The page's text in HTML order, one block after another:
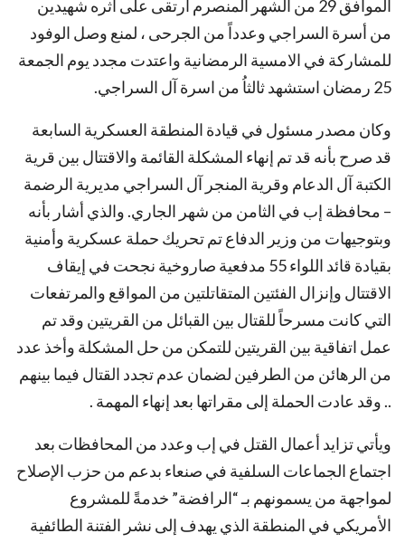
الموافق 29 من الشهر المنصرم ارتقى على آثره شهيدين
من أسرة السراجي وعدداً من الجرحى ، لمنع وصل الوفود
للمشاركة في الامسية الرمضانية واعتدت مجدد يوم الجمعة
25 رمضان استشهد ثالثاُ من اسرة آل السراجي.
وكان مصدر مسئول في قيادة المنطقة العسكرية السابعة
قد صرح بأنه قد تم إنهاء المشكلة القائمة والاقتتال بين قرية
الكتبة آل الدعام وقرية المنجر آل السراجي مديرية الرضمة
– محافظة إب في الثامن من شهر الجاري. والذي أشار بأنه
وبتوجيهات من وزير الدفاع تم تحريك حملة عسكرية وأمنية
بقيادة قائد اللواء 55 مدفعية صاروخية نجحت في إيقاف
الاقتتال وإنزال الفئتين المتقاتلتين من المواقع والمرتفعات
التي كانت مسرحاً للقتال بين القبائل من القريتين وقد تم
عمل اتفاقية بين القريتين للتمكن من حل المشكلة وأخذ عدد
من الرهائن من الطرفين لضمان عدم تجدد القتال فيما بينهم
.. وقد عادت الحملة إلى مقراتها بعد إنهاء المهمة .
ويأتي تزايد أعمال القتل في إب وعدد من المحافظات بعد
اجتماع الجماعات السلفية في صنعاء بدعم من حزب الإصلاح
لمواجهة من يسمونهم بـ “الرافضة” خدمةً للمشروع
الأمريكي في المنطقة الذي يهدف إلى نشر الفتنة الطائفية